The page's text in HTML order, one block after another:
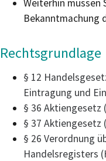
Weiterhin müssen
Bekanntmachung
Rechtsgrundlage
§ 12
Eintragung und
§ 36 Aktiengesetz
§ 37 Aktiengesetz
§ 26 Verordnung
Handelsregisters